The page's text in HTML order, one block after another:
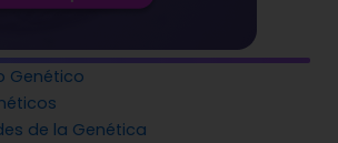
Genético
de la Genética